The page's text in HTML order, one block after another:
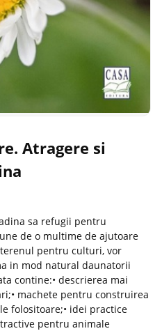
Atragere si
sa refugii pentru
de o multime de ajutoare
pentru culturi, vor
in mod natural daunatorii
contine:• descrierea mai
machete pentru construirea
folositoare;• idei practice
pentru animale